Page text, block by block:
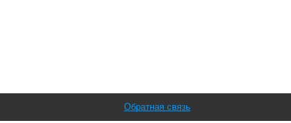
Обратная связь